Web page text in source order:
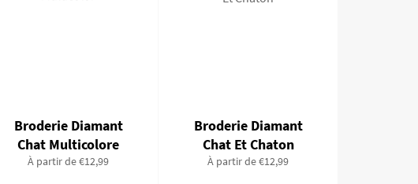
Broderie Diamant
Chat Multicolore
À partir de €12,99
Broderie Diamant
Chat Et Chaton
À partir de €12,99